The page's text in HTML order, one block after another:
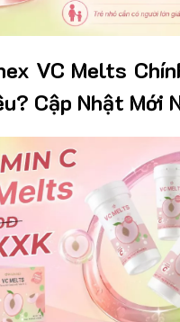
VC Melts
Cập Nhật Mới